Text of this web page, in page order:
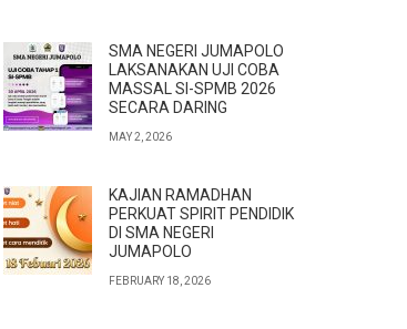
SMA NEGERI JUMAPOLO
LAKSANAKAN UJI COBA
MASSAL SI-SPMB 2026
SECARA DARING
MAY 2, 2026
KAJIAN RAMADHAN
PERKUAT SPIRIT PENDIDIK
DI SMA NEGERI
JUMAPOLO
FEBRUARY 18, 2026